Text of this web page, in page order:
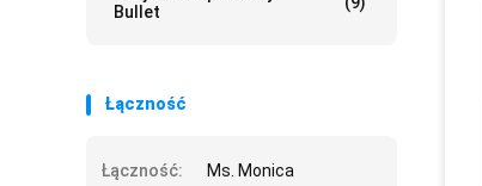
Bullet
Łączność
Łączność:
Ms. Monica